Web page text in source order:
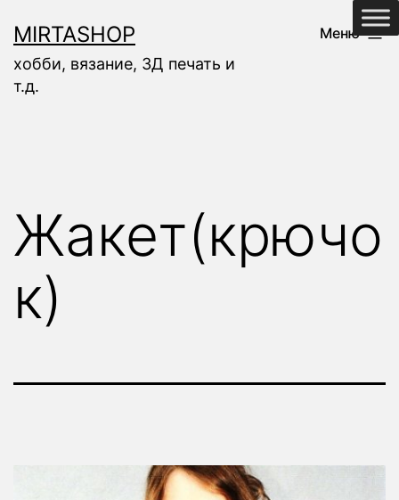
содержимому
MIRTASHOP
хобби, вязание, 3Д печать и
т.д.
Меню
Жакет(крючо
к)